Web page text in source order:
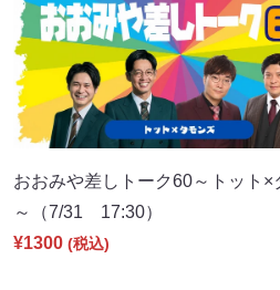
おおみや差しトーク60～トット×
～（7/31 17:30）
¥1300 (税込)